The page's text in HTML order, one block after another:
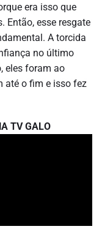
era isso que
Então, esse resgate
A torcida
no último
eles foram ao
até o fim e isso fez
TV GALO